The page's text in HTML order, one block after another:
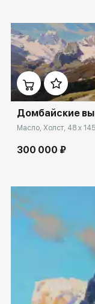
Домен:
Домбайские
Масло, Холст, 48 x
300 000 ₽